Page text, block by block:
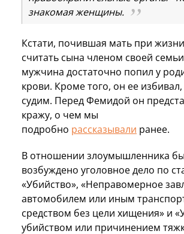
знакомая женщины.
Кстати, почившая мать при
считать сына членом своей
мужчина достаточно попил у
крови. Кроме того, он ее
судим. Перед Фемидой он
кражу, о чем мы
подробно рассказывали ранее.
В отношении злоумышленника
возбуждено уголовное дело по
«Убийство», «Неправомерное
автомобилем или иным
средством без цели хищения» и
убийством или причинением